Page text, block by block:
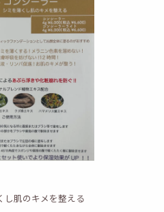
肌のキメを整える